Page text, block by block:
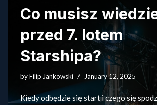
Co musisz
przed 7. lotem
Starshipa?
byFilip Jankowski January 12, 2025
Kiedy odbędzie się start i czego się